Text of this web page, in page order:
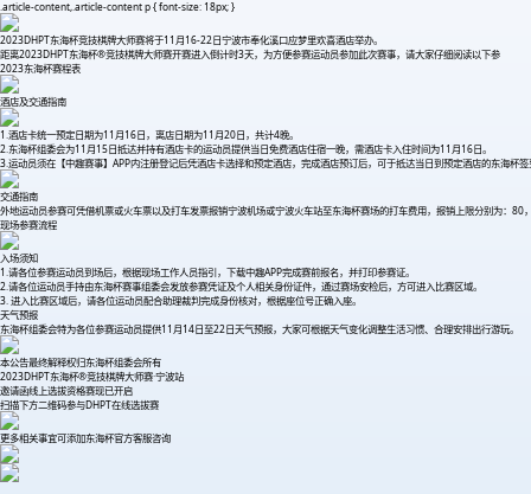
.article-content,.article-content p { font-size: 18px; }
2023DHPT东海杯竞技棋牌大师赛将于11月16-22日宁波市奉化溪口应梦里欢喜酒店举办。
距离2023DHPT东海杯®竞技棋牌大师赛开赛进入倒计时3天，为方便参赛运动员参加此次赛事，请大家仔细阅读以下参
2023东海杯赛程表
酒店及交通指南
1.酒店卡统一预定日期为11月16日，离店日期为11月20日，共计4晚。
2.东海杯组委会为11月15日抵达并持有酒店卡的运动员提供当日免费酒店住宿一晚，需酒店卡入住时间为11月16日。
3.运动员须在【中趣赛事】APP内注册登记后凭酒店卡选择和预定酒店，完成酒店预订后，可于抵达当日到预定酒店的东海杯
交通指南
外地运动员参赛可凭借机票或火车票以及打车发票报销宁波机场或宁波火车站至东海杯赛场的打车费用，报销上限分别为：80
现场参赛流程
入场须知
1.请各位参赛运动员到场后，根据现场工作人员指引，下载中趣APP完成赛前报名，并打印参赛证。
2.请各位运动员手持由东海杯赛事组委会发放参赛凭证及个人相关身份证件，通过赛场安检后，方可进入比赛区域。
3. 进入比赛区域后，请各位运动员配合助理裁判完成身份核对，根据座位号正确入座。
天气预报
东海杯组委会特为各位参赛运动员提供11月14日至22日天气预报，大家可根据天气变化调整生活习惯、合理安排出行游玩。
本公告最终解释权归东海杯组委会所有
2023DHPT东海杯®竞技棋牌大师赛·宁波站
邀请函线上选拔资格赛现已开启
扫描下方二维码参与DHPT在线选拔赛
更多相关事宜可添加东海杯官方客服咨询